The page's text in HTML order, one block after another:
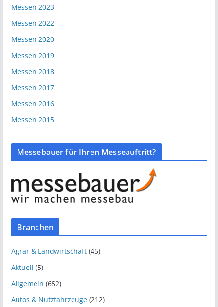
Messen 2023
Messen 2022
Messen 2020
Messen 2019
Messen 2018
Messen 2017
Messen 2016
Messen 2015
Messebauer für Ihren Messeauftritt?
Branchen
Agrar & Landwirtschaft(45)
Aktuell (5)
Allgemein (652)
Autos & Nutzfahrzeuge(212)